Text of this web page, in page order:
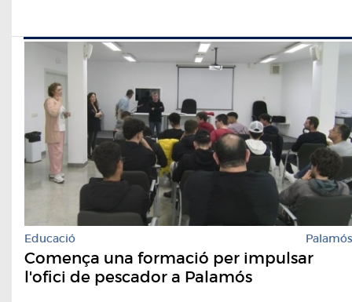
Educació Palamós
Comença una formació per impulsar
l'ofici de pescador a Palamós